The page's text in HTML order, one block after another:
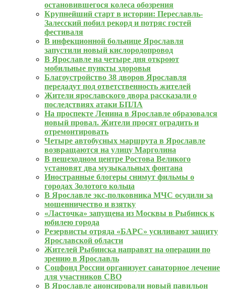
остановившегося колеса обозрения
Крупнейший старт в истории: Переславль-
Залесский побил рекорд и потряс гостей
фестиваля
В инфекционной больнице Ярославля
запустили новый кислородопровод
В Ярославле на четыре дня откроют
мобильные пункты здоровья
Благоустройство 38 дворов Ярославля
передадут под ответственность жителей
Жители ярославского двора рассказали о
последствиях атаки БПЛА
На проспекте Ленина в Ярославле образовался
новый провал. Жители просят оградить и
отремонтировать
Четыре автобусных маршрута в Ярославле
возвращаются на улицу Марголина
В пешеходном центре Ростова Великого
установят два музыкальных фонтана
Иностранные блогеры снимут фильмы о
городах Золотого кольца
В Ярославле экс-полковника МЧС осудили за
мошенничество и взятку
«Ласточка» запущена из Москвы в Рыбинск к
юбилею города
Резервисты отряда «БАРС» усиливают защиту
Ярославской области
Жителей Рыбинска направят на операции по
зрению в Ярославль
Соцфонд России организует санаторное лечение
для участников СВО
В Ярославле анонсировали новый павильон